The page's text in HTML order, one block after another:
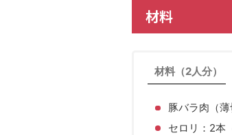
材料
材料（2人分）
豚バラ肉（
セロリ：2本